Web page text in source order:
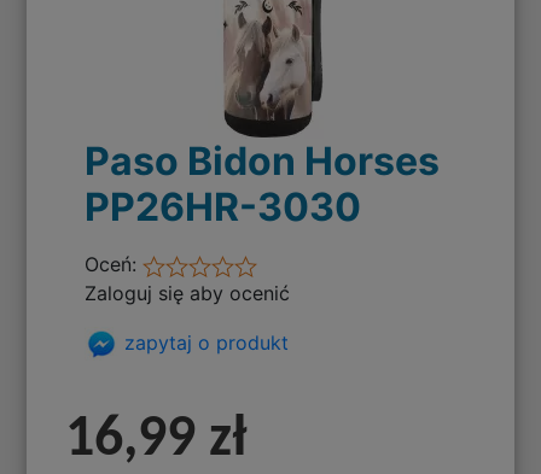
Paso Bidon Horses
PP26HR-3030
Oceń:
Zaloguj się aby ocenić
zapytaj o produkt
16,99 zł